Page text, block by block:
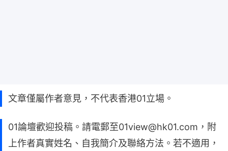
文章僅屬作者意見，不代表香港01立場。
01論壇歡迎投稿。請電郵至01view@hk01.com，附
上作者真實姓名、自我簡介及聯絡方法。若不適用，